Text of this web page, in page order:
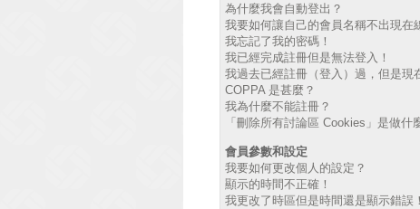
為什麼我會自動登出？
我要如何讓自己的會員名稱不出現在
我忘記了我的密碼！
我已經完成註冊但是無法登入！
我過去已經註冊（登入）過，但是現
COPPA 是甚麼？
我為什麼不能註冊？
「刪除所有討論區 Cookies」是做什
會員參數和設定
我要如何更改個人的設定？
顯示的時間不正確！
我更改了時區但是時間還是顯示錯誤！